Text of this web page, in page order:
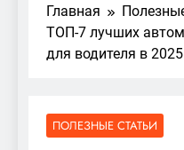
Главная
ТОП-7 лучших
для водителя в
ПОЛЕЗНЫЕ СТАТЬИ